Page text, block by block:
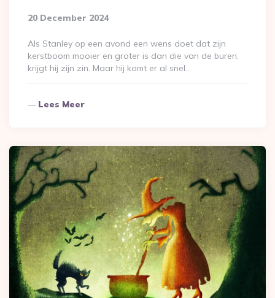
20 December 2024
Als Stanley op een avond een wens doet dat zijn
kerstboom mooier en groter is dan die van de buren,
krijgt hij zijn zin. Maar hij komt er al snel…
Lees Meer